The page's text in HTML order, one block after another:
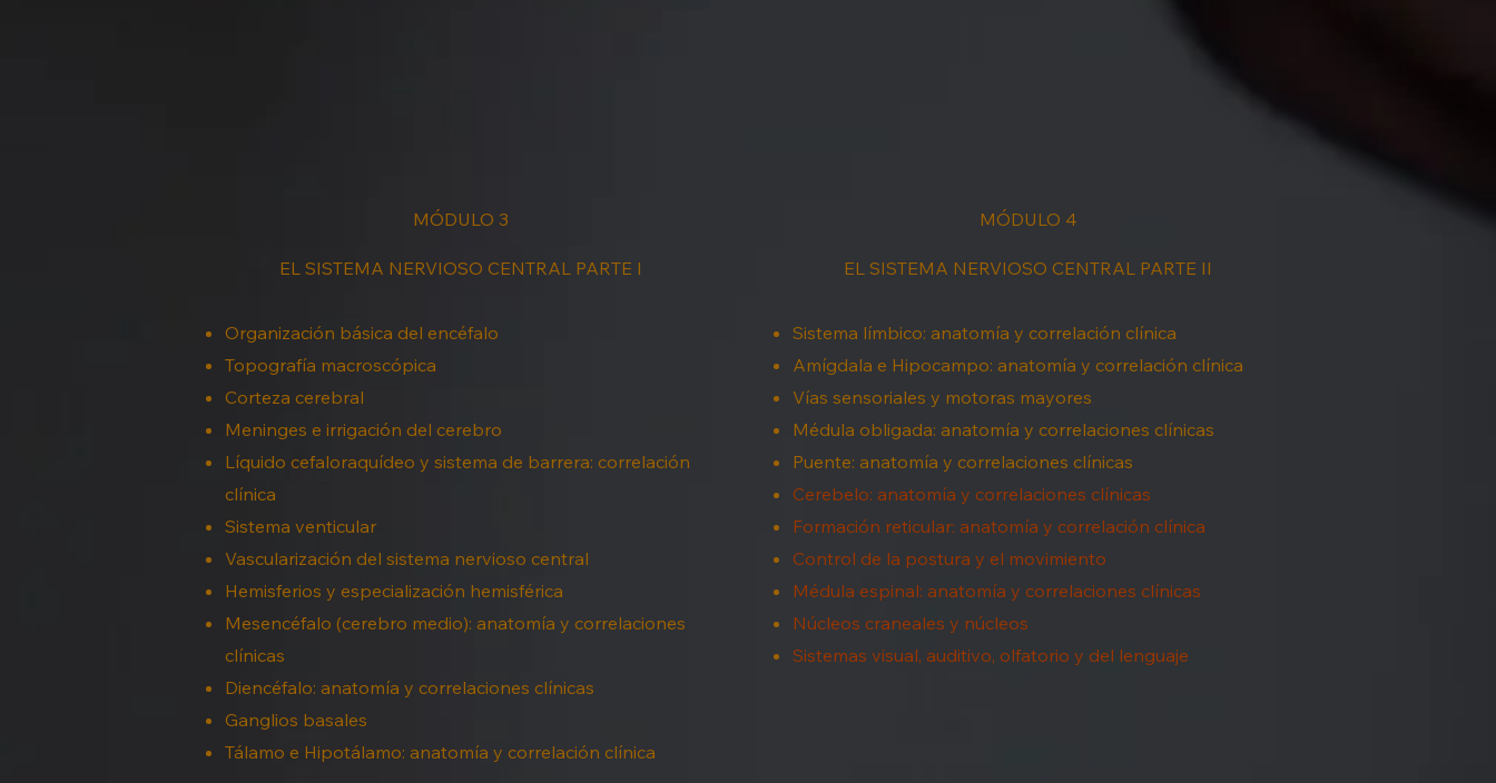
​MÓDULO 3
EL SISTEMA NERVIOSO CENTRAL PARTE I
Organización básica del encéfalo
Topografía macroscópica
Corteza cerebral
Meninges e irrigación del cerebro
Líquido cefaloraquídeo y sistema de barrera: correlación
clínica
Sistema venticular
Vascularización del sistema nervioso central
Hemisferios y especialización hemisférica
Mesencéfalo (cerebro medio): anatomía y correlaciones
clínicas
Diencéfalo: anatomía y correlaciones clínicas
Ganglios basales
Tálamo e Hipotálamo: anatomía y correlación clínica
MÓDULO 4
EL SISTEMA NERVIOSO CENTRAL PARTE II
Sistema límbico: anatomía y correlación clínica
Amígdala e Hipocampo: anatomía y correlación clínica
Vías sensoriales y motoras mayores
Médula obligada: anatomía y correlaciones clínicas
Puente: anatomía y correlaciones clínicas
Cerebelo: anatomía y correlaciones clínicas
Formación reticular: anatomía y correlación clínica
Control de la postura y el movimiento
Médula espinal: anatomía y correlaciones clínicas
Núcleos craneales y núcleos
Sistemas visual, auditivo, olfatorio y del lenguaje